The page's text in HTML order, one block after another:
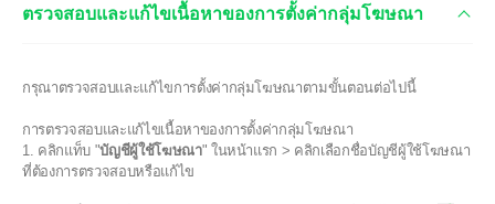
ตรวจสอบและแก้ไขเนื้อหาของการตั้งค่ากลุ่มโฆษณา
กรุณาตรวจสอบและแก้ไขการตั้งค่ากลุ่มโฆษณาตามขั้นตอนต่อไปนี้
การตรวจสอบและแก้ไขเนื้อหาของการตั้งค่ากลุ่มโฆษณา
1. คลิกแท็บ "บัญชีผู้ใช้โฆษณา" ในหน้าแรก > คลิกเลือกชื่อบัญชีผู้ใช้โฆษณา
ที่ต้องการตรวจสอบหรือแก้ไข